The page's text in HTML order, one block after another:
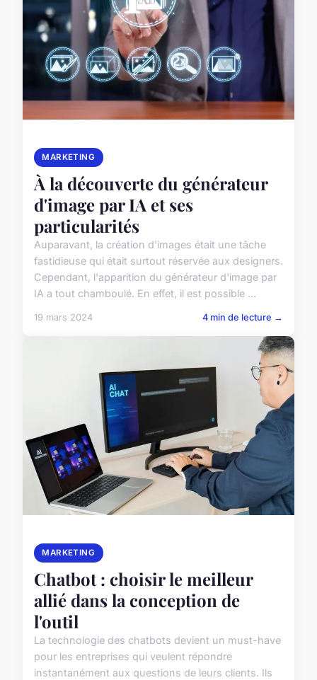
MARKETING
À la découverte du générateur
d'image par IA et ses
particularités
Auparavant, la création d'images était une tâche
fastidieuse qui était surtout réservée aux designers.
Cependant, l'apparition du générateur d'image par
IA a tout chamboulé. En effet, il est possible ...
19 mars 2024 4 min de lecture →
MARKETING
Chatbot : choisir le meilleur
allié dans la conception de
l'outil
La technologie des chatbots devient un must-have
pour les entreprises qui veulent répondre
instantanément aux questions de leurs clients. Ils